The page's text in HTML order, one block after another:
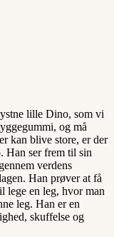
lille Dino, som vi
og må
kan blive store, er der
Han ser frem til sin
verdens
Han prøver at få
lege en leg, hvor man
leg. Han er en
skuffelse og